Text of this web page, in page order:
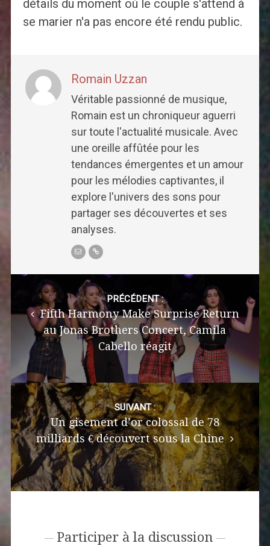
détails du moment où le couple s'attend à
se marier n'a pas encore été rendu public.
Romain Uzzan
Véritable passionné de musique,
Romain est un chroniqueur aguerri
sur toute l'actualité musicale. Avec
une oreille affûtée pour les
tendances émergentes et un amour
pour les mélodies captivantes, il
explore l'univers des sons pour
partager ses découvertes et ses
analyses.
navigation
PRÉCÉDENT :
Fifth Harmony Make Surprise Return
au Jonas Brothers Concert, Camila
Cabello réagit
SUIVANT :
Un gisement d’or colossal de 78
milliards € découvert sous la Chine
Participer à la discussion